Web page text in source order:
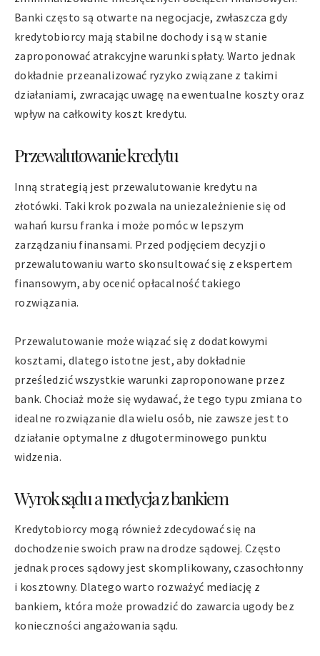
Banki często są otwarte na negocjacje, zwłaszcza gdy
kredytobiorcy mają stabilne dochody i są w stanie
zaproponować atrakcyjne warunki spłaty. Warto jednak
dokładnie przeanalizować ryzyko związane z takimi
działaniami, zwracając uwagę na ewentualne koszty oraz
wpływ na całkowity koszt kredytu.
Przewalutowanie kredytu
Inną strategią jest przewalutowanie kredytu na
złotówki. Taki krok pozwala na uniezależnienie się od
wahań kursu franka i może pomóc w lepszym
zarządzaniu finansami. Przed podjęciem decyzji o
przewalutowaniu warto skonsultować się z ekspertem
finansowym, aby ocenić opłacalność takiego
rozwiązania.
Przewalutowanie może wiązać się z dodatkowymi
kosztami, dlatego istotne jest, aby dokładnie
prześledzić wszystkie warunki zaproponowane przez
bank. Chociaż może się wydawać, że tego typu zmiana to
idealne rozwiązanie dla wielu osób, nie zawsze jest to
działanie optymalne z długoterminowego punktu
widzenia.
Wyrok sądu a medycja z bankiem
Kredytobiorcy mogą również zdecydować się na
dochodzenie swoich praw na drodze sądowej. Często
jednak proces sądowy jest skomplikowany, czasochłonny
i kosztowny. Dlatego warto rozważyć mediację z
bankiem, która może prowadzić do zawarcia ugody bez
konieczności angażowania sądu.